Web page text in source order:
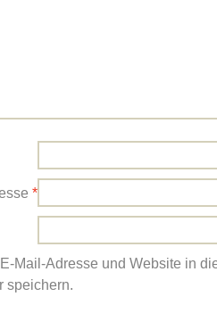
*
Mail-Adresse und Website in
speichern.